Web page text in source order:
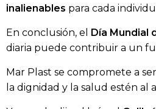
inalienables para cada
En conclusión, el Día Mundial
diaria puede contribuir a un
Mar Plast se compromete a
la dignidad y la salud estén al